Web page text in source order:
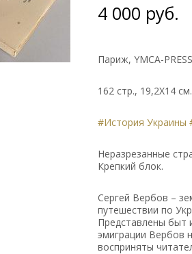
4 000 руб.
Париж, YMCA-PRESS
162 стр., 19,2Х14 см.
#История Украины
Неразрезанные
Крепкий блок.
Сергей Вербов –
путешествии по
Представлены быт
эмиграции Вербов
восприняты